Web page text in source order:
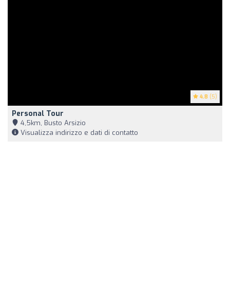
4.8 (5)
Personal Tour
4,5km, Busto Arsizio
Visualizza indirizzo e dati di contatto